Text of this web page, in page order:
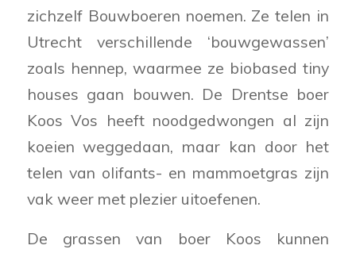
zichzelf Bouwboeren noemen. Ze telen in
Utrecht verschillende ‘bouwgewassen’
zoals hennep, waarmee ze biobased tiny
houses gaan bouwen. De Drentse boer
Koos Vos heeft noodgedwongen al zijn
koeien weggedaan, maar kan door het
telen van olifants- en mammoetgras zijn
vak weer met plezier uitoefenen.
De grassen van boer Koos kunnen